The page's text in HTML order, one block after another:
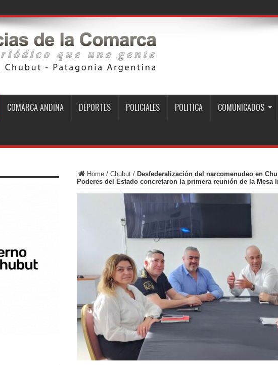
COMARCA ANDINA DEPORTES POLICIALES POLITICA COMUNICADOS
Home/ Chubut/ Desfederalización del narcomenudeo en
Poderes del Estado concretaron la primera reunión de la Mesa